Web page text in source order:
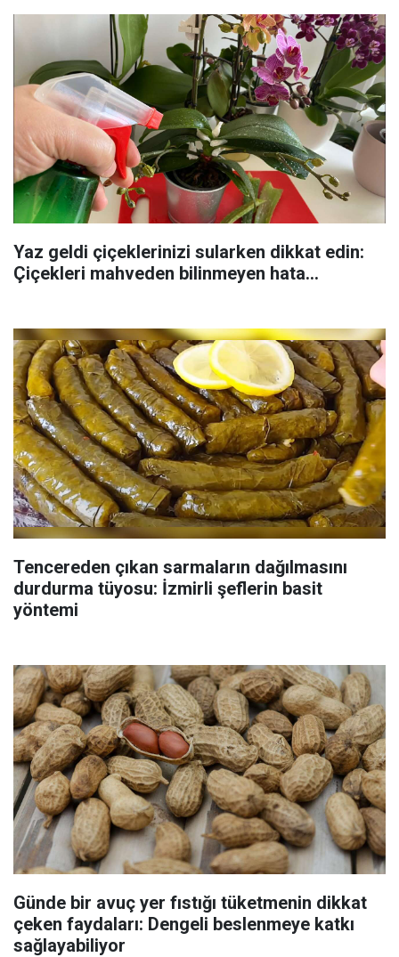
Yaz geldi çiçeklerinizi sularken dikkat edin:
Çiçekleri mahveden bilinmeyen hata...
Tencereden çıkan sarmaların dağılmasını
durdurma tüyosu: İzmirli şeflerin basit
yöntemi
Günde bir avuç yer fıstığı tüketmenin dikkat
çeken faydaları: Dengeli beslenmeye katkı
sağlayabiliyor